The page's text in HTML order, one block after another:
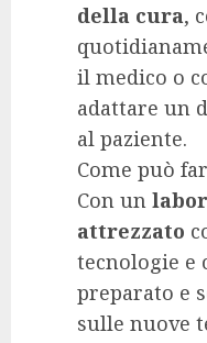
della cura,
il medico o
adattare un
al paziente.
Come può
Con un
attrezzato
tecnologie e
preparato e
sulle nuove